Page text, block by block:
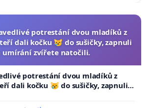
potrestání dvou mladíků z
dali kočku 😿 do sušičky, zapnuli
umírání zvířete natočili.
potrestání dvou mladíků z
dali kočku 😿 do sušičky, zapnuli ji
natočili.